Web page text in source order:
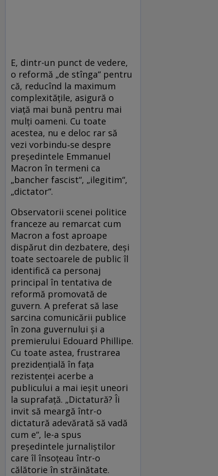
E, dintr-un punct de vedere,
o reformă „de stînga“ pentru
că, reducînd la maximum
complexitățile, asigură o
viață mai bună pentru mai
mulți oameni. Cu toate
acestea, nu e deloc rar să
vezi vorbindu‑se despre
președintele Emmanuel
Macron în termeni ca
„bancher fascist“, „ilegitim“,
„dictator“.
Observatorii scenei politice
franceze au remarcat cum
Macron a fost aproape
dispărut din dezbatere, deși
toate sectoarele de public îl
identifică ca personaj
principal în tentativa de
reformă promovată de
guvern. A preferat să lase
sarcina comunicării publice
în zona guvernului și a
premierului Edouard Phillipe.
Cu toate astea, frustrarea
prezidențială în fața
rezistenței acerbe a
publicului a mai ieșit uneori
la suprafață. „Dictatură? Îi
invit să meargă într-o
dictatură adevărată să vadă
cum e“, le-a spus
președintele jurnaliștilor
care îl însoțeau într-o
călătorie în străinătate.